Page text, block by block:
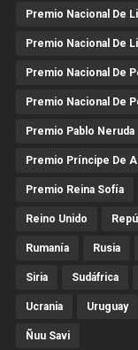
Premio Nacional De
Premio Nacional De
Premio Nacional De
Premio Nacional De
Premio Pablo Neruda
Premio Príncipe De
Premio Reina Sofía
Reino Unido
Rumanía Rusia
Siria Sudáfrica
Ucrania Uruguay
Ñuu Savi